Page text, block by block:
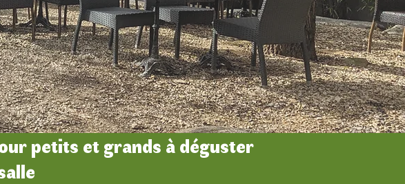
petits et grands à déguster